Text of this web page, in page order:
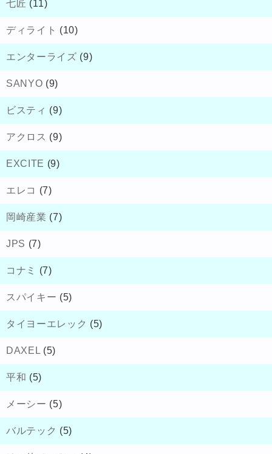
七匠 (11)
ディライト (10)
エンターライズ (9)
SANYO (9)
ビスティ (9)
アクロス (9)
EXCITE (9)
エレコ (7)
岡崎産業 (7)
JPS (7)
コナミ (7)
スパイキー (5)
タイヨーエレック (5)
DAXEL (5)
平和 (5)
メーシー (5)
バルテック (5)